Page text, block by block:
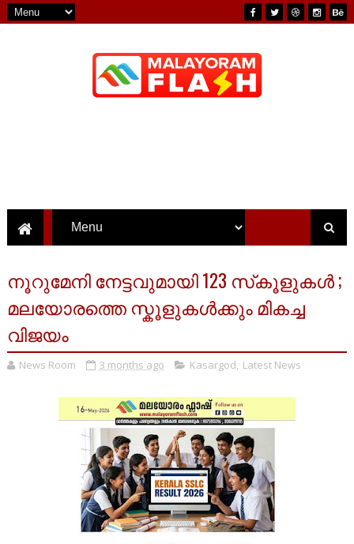
നൂറുമേനി നേട്ടവുമായി 123 സ്‌കൂളുകൾ ;
മലയോരത്തെ സ്കൂളുകൾക്കും മികച്ച
വിജയം
News Room 3 months ago Kasargod, Latest News